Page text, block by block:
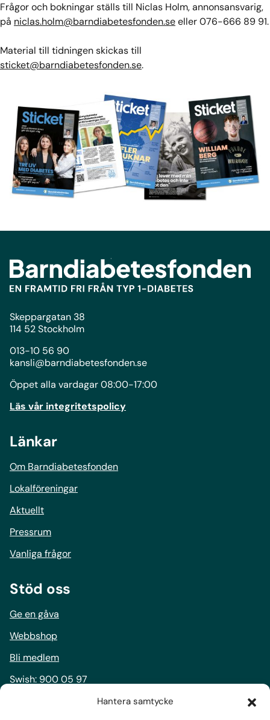
Hantera samtycke
Frågor och bokningar ställs till Niclas Holm, annonsansvarig,
på niclas.holm@barndiabetesfonden.seeller 076-666 89 91.
Material till tidningen skickas till
sticket@barndiabetesfonden.se.
Skeppargatan 38
114 52 Stockholm
013-10 56 90
kansli@barndiabetesfonden.se
Öppet alla vardagar 08:00-17:00
Läs vår integritetspolicy
Länkar
Om Barndiabetesfonden
Lokalföreningar
Aktuellt
Pressrum
Vanliga frågor
Stöd oss
Ge en gåva
Webbshop
Bli medlem
Swish: 900 05 97
900-0597